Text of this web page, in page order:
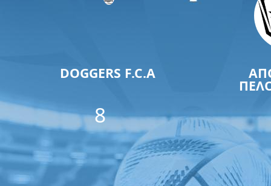
DOGGERS F.C.A
8